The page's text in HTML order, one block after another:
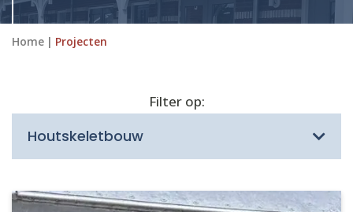
Home | Projecten
Filter op:
Houtskeletbouw